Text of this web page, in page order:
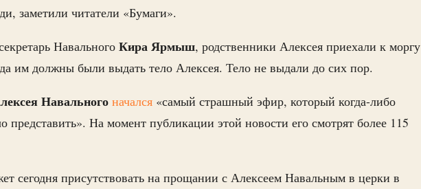
заметили читатели «Бумаги».
Навального КираЯрмыш, родственники Алексея приехали к моргу
им должны были выдать тело Алексея. Тело не выдали до сих пор.
Навального начался «самый страшный эфир, который когда-либо
представить». На момент публикации этой новости его смотрят более 115
сегодня присутствовать на прощании с Алексеем Навальным в церки в